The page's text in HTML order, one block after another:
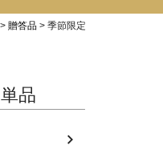
贈答品 季節限定
単品